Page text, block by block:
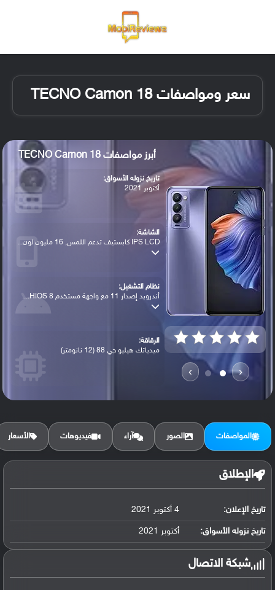
سعر ومواصفات TECNO Camon 18
‹
›
أبرز مواصفات TECNO Camon 18
تاريخ نزوله الأسواق:
أكتوبر 2021
الشاشة:
IPS LCD كابستيف تدعم اللمس, 16 مليون لون...
نظام التشغيل:
أندرويد إصدار 11 مع واجهة مستخدم HIOS 8....
الرقاقة:
ميدياتك هيليو جي 88 (12 نانومتر)
الرام / التخزين:
البطارية:
ليثيوم بوليمر سعة 5000 مللي أمبير, غير ق...
المواصفات الصور آراء فيديوهات الأسعار
الإطلاق
تاريخ الإعلان: 4 أكتوبر 2021
تاريخ نزوله الأسواق: أكتوبر 2021
شبكة الاتصال